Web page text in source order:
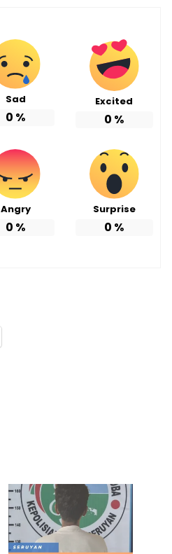
Sad
0 %
Excited
0 %
Angry
0 %
Surprise
0 %